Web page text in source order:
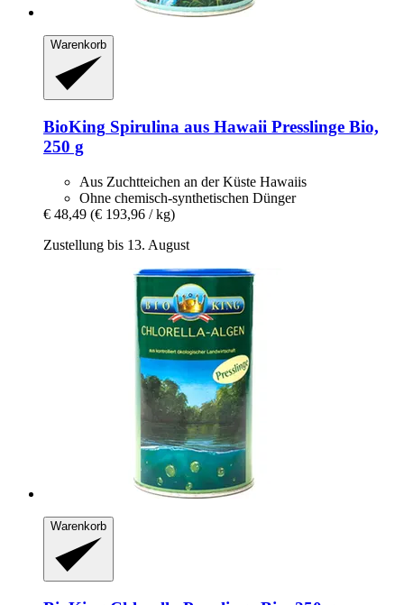
Warenkorb
BioKing Spirulina aus Hawaii Presslinge Bio,
250 g
Aus Zuchtteichen an der Küste Hawaiis
Ohne chemisch-synthetischen Dünger
€ 48,49 (€ 193,96 / kg)
Zustellung bis 13. August
Warenkorb